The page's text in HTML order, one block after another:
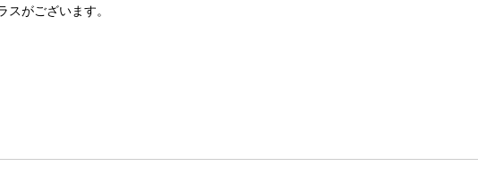
がございます。